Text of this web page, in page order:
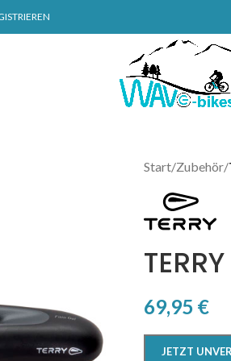
Start/Zubehör/
69,95 €
JETZT